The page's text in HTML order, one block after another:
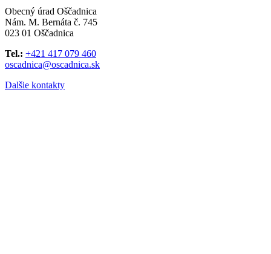
Obecný úrad Oščadnica
Nám. M. Bernáta č. 745
023 01 Oščadnica
Tel.: +421 417 079 460
oscadnica@oscadnica.sk
Dalšie kontakty